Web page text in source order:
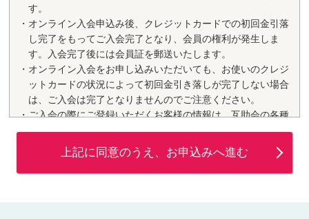
す。
オンライン入会申込み後、クレジットカードでの初回金引落
し完了をもってご入会完了となり、会員の権利が発生しま
す。入会完了後には会員証を郵送いたします。
オンライン入会をお申し込みいただいても、お使いのクレジ
ットカードの状況によって初回金引き落しが完了しない場合
は、ご入会は完了となりませんのでご注意ください。
ご入会の際にご登録いただくお客様の情報は、互助会の各種
サービスを受けるために必要となります。内容に間違いがあ
りますと、入会できない場合がございますので、正確にご入
力ください。
初回金の引落し、および毎月の掛金のお支払い日は各クレジ